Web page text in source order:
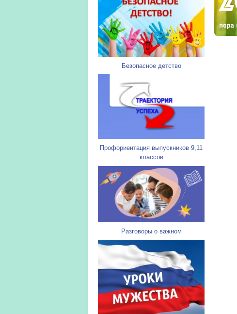
Безопасное детство
Профориентация выпускников 9,11
классов
Разговоры о важном